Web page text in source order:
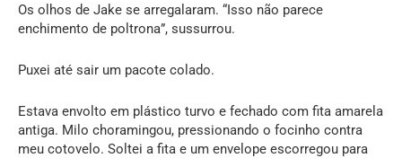
Os olhos de Jake se arregalaram. “Isso não parece
enchimento de poltrona”, sussurrou.
Puxei até sair um pacote colado.
Estava envolto em plástico turvo e fechado com fita amarela
antiga. Milo choramingou, pressionando o focinho contra
meu cotovelo. Soltei a fita e um envelope escorregou para